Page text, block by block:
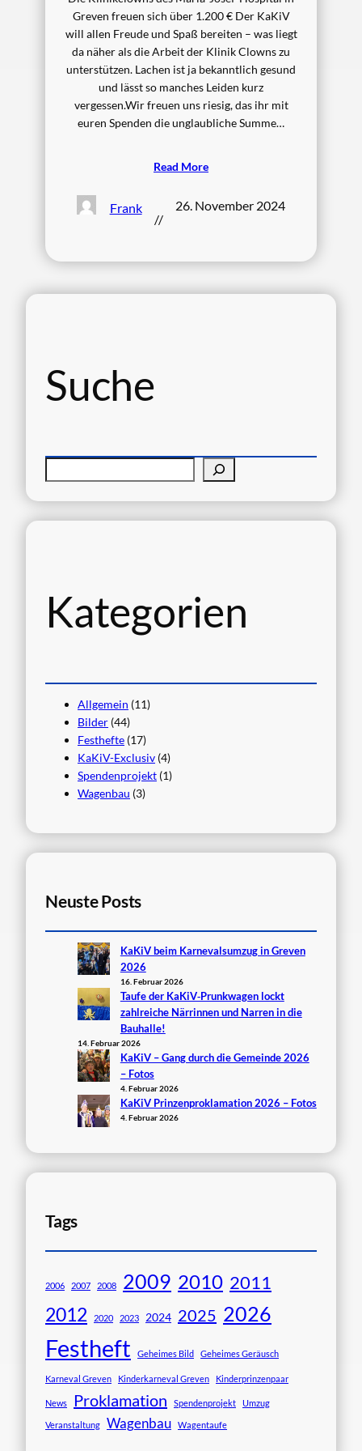
Greven freuen sich über 1.200 € Der KaKiV
will allen Freude und Spaß bereiten – was liegt
da näher als die Arbeit der Klinik Clowns zu
unterstützen. Lachen ist ja bekanntlich gesund
und lässt so manches Leiden kurz
vergessen.Wir freuen uns riesig, das ihr mit
euren Spenden die unglaubliche Summe…
Read More
Frank
//
26. November 2024
Suche
u
Kategorien
Allgemein (11)
Bilder (44)
Festhefte (17)
KaKiV-Exclusiv (4)
Spendenprojekt (1)
Wagenbau (3)
Neuste Posts
KaKiV beim Karnevalsumzug in Greven
2026
16. Februar 2026
Taufe der KaKiV‑Prunkwagen lockt
zahlreiche Närrinnen und Narren in die
Bauhalle!
14. Februar 2026
KaKiV – Gang durch die Gemeinde 2026
– Fotos
4. Februar 2026
KaKiV Prinzenproklamation 2026 – Fotos
4. Februar 2026
Tags
2006 2007 2008 2009 2010 2011
2012 2020 2023 2024 2025 2026
Festheft Geheimes Bild Geheimes Geräusch
Karneval Greven Kinderkarneval Greven Kinderprinzenpaar
News Proklamation Spendenprojekt Umzug
Veranstaltung Wagenbau Wagentaufe